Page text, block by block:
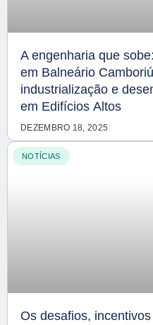
A engenharia que
em Balneário
industrialização e
em Edifícios Altos
DEZEMBRO 18, 2025
NOTÍCIAS
Os desafios,